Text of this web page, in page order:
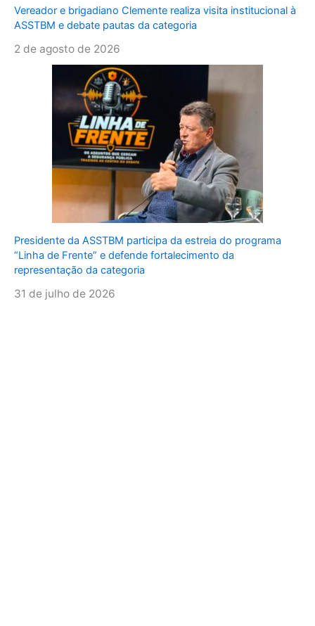
Vereador e brigadiano Clemente realiza visita institucional à
ASSTBM e debate pautas da categoria
2 de agosto de 2026
Presidente da ASSTBM participa da estreia do programa
“Linha de Frente” e defende fortalecimento da
representação da categoria
31 de julho de 2026